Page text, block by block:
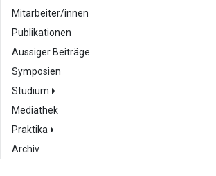
Mitarbeiter/innen
Publikationen
Aussiger Beiträge
Symposien
Studium
Mediathek
Praktika
Archiv